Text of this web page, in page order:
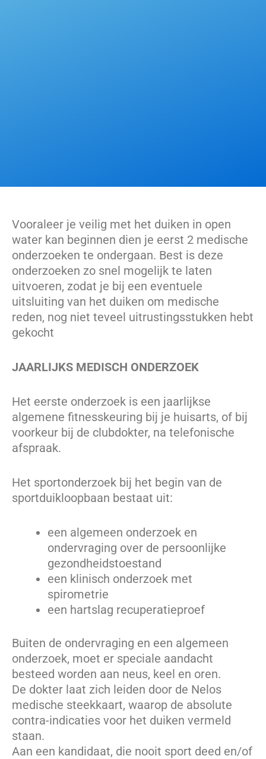
Vooraleer je veilig met het duiken in open
water kan beginnen dien je eerst 2 medische
onderzoeken te ondergaan. Best is deze
onderzoeken zo snel mogelijk te laten
uitvoeren, zodat je bij een eventuele
uitsluiting van het duiken om medische
reden, nog niet teveel uitrustingsstukken hebt
gekocht
JAARLIJKS MEDISCH ONDERZOEK
Het eerste onderzoek is een jaarlijkse
algemene fitnesskeuring bij je huisarts, of bij
voorkeur bij de clubdokter, na telefonische
afspraak.
Het sportonderzoek bij het begin van de
sportduikloopbaan bestaat uit:
een algemeen onderzoek en
ondervraging over de persoonlijke
gezondheidstoestand
een klinisch onderzoek met
spirometrie
een hartslag recuperatieproef
Buiten de ondervraging en een algemeen
onderzoek, moet er speciale aandacht
besteed worden aan neus, keel en oren.
De dokter laat zich leiden door de Nelos
medische steekkaart, waarop de absolute
contra-indicaties voor het duiken vermeld
staan.
Aan een kandidaat, die nooit sport deed en/of